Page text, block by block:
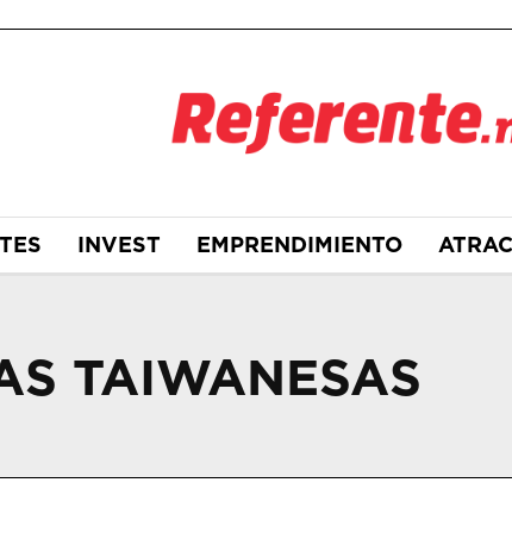
INVEST EMPRENDIMIENTO
TAIWANESAS